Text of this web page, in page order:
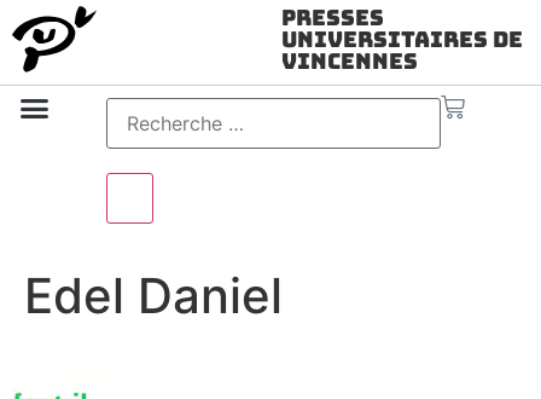
Presses
Universitaires de
Vincennes
Edel Daniel